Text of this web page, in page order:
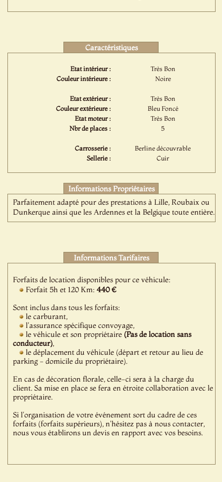
Caractéristiques
Etat intérieur :
Très Bon
Couleur intérieure :
Noire
Etat extérieur :
Très Bon
Couleur extérieure :
Bleu Foncé
Etat moteur :
Très Bon
Nbr de places :
5
Carrosserie :
Berline découvrable
Sellerie :
Cuir
Informations Propriétaires
Parfaitement adapté pour des prestations à Lille, Roubaix ou
Dunkerque ainsi que les Ardennes et la Belgique toute entière.
Informations Tarifaires
Forfaits de location disponibles pour ce véhicule:
Forfait 5h et 120 Km:440 €
Sont inclus dans tous les forfaits:
le carburant,
l'assurance spécifique convoyage,
le véhicule et son propriétaire (Pas de location sans
conducteur),
le déplacement du véhicule (départ et retour au lieu de
parking - domicile du propriétaire).
En cas de décoration florale, celle-ci sera à la charge du
client. Sa mise en place se fera en étroite collaboration avec le
propriétaire.
Si l'organisation de votre événement sort du cadre de ces
forfaits (forfaits supérieurs), n'hésitez pas à nous contacter,
nous vous établirons un devis en rapport avec vos besoins.